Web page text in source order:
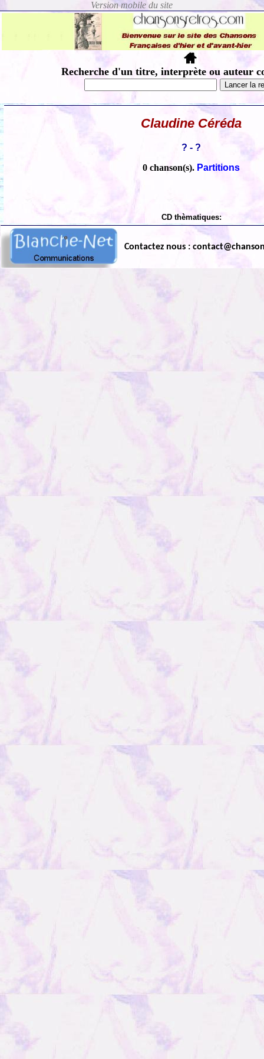
Recherche d'un titre, interprète ou auteur
Claudine Céréda
? - ?
0 chanson(s). Partitions
CD thèmatiques:
Contactez nous :